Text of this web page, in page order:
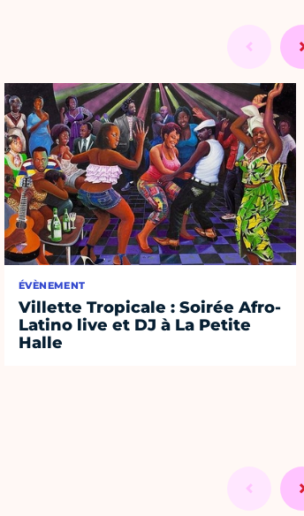
ÉVÈNEMENT
Villette Tropicale : Soirée Afro-
Latino live et DJ à La Petite
Halle